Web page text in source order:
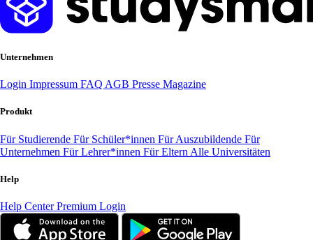
Unternehmen
Login Impressum FAQ AGB Presse Magazine
Produkt
Für Studierende Für Schüler*innen Für Auszubildende Für
Unternehmen Für Lehrer*innen Für Eltern Alle Universitäten
Help
Help CenterPremium Login